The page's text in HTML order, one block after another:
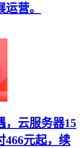
营。
，云服务器15
466元起，续